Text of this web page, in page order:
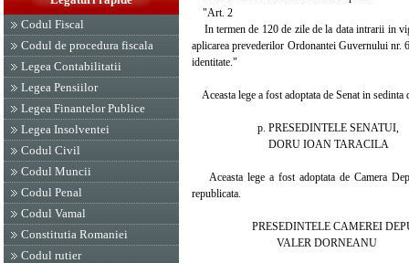
Codul Fiscal
Codul de procedura fiscala
Legea Contabilitatii
Legea Pensiilor
Legea Finantelor Publice
Legea Insolventei
Codul Civil
Codul Muncii
Codul Penal
Codul Vamal
Constitutia Romaniei
Codul rutier
"Art. 2
In termen de 120 de zile de la data intrarii in
aplicarea prevederilor Ordonantei Guvernului
identitate."
Aceasta lege a fost adoptata de Senat in
p. PRESEDINTELE SENATUI,
DORU IOAN TARACILA
Aceasta lege a fost adoptata de Camera
republicata.
PRESEDINTELE CAMEREI
VALER DORNEANU